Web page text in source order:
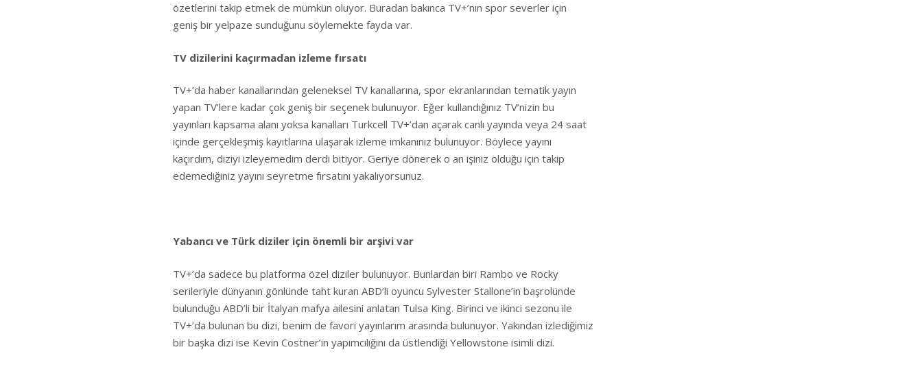
özetlerini takip etmek de mümkün oluyor. Buradan bakınca TV+’nın spor severler için
geniş bir yelpaze sunduğunu söylemekte fayda var.
TV dizilerini kaçırmadan izleme fırsatı
TV+’da haber kanallarından geleneksel TV kanallarına, spor ekranlarından tematik yayın
yapan TV’lere kadar çok geniş bir seçenek bulunuyor. Eğer kullandığınız TV’nizin bu
yayınları kapsama alanı yoksa kanalları Turkcell TV+’dan açarak canlı yayında veya 24 saat
içinde gerçekleşmiş kayıtlarına ulaşarak izleme imkanınız bulunuyor. Böylece yayını
kaçırdım, diziyi izleyemedim derdi bitiyor. Geriye dönerek o an işiniz olduğu için takip
edemediğiniz yayını seyretme fırsatını yakalıyorsunuz.
Yabancı ve Türk diziler için önemli bir arşivi var
TV+’da sadece bu platforma özel diziler bulunuyor. Bunlardan biri Rambo ve Rocky
serileriyle dünyanın gönlünde taht kuran ABD’li oyuncu Sylvester Stallone’in başrolünde
bulunduğu ABD’li bir İtalyan mafya ailesini anlatan Tulsa King. Birinci ve ikinci sezonu ile
TV+’da bulunan bu dizi, benim de favori yayınlarım arasında bulunuyor. Yakından izlediğimiz
bir başka dizi ise Kevin Costner’in yapımcılığını da üstlendiği Yellowstone isimli dizi.